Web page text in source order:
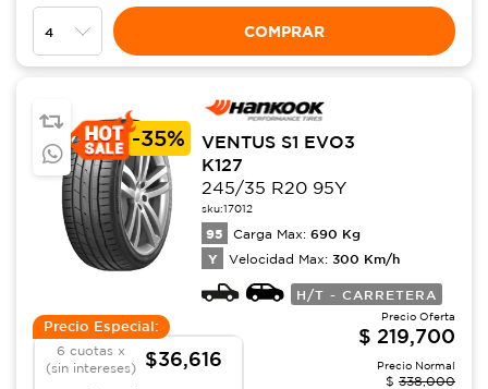
COMPRAR
-35%
VENTUS S1 EVO3
K127
245/35 R20 95Y
sku:17012
95 Carga Max: 690 Kg
Y Velocidad Max: 300 Km/h
H/T - CARRETERA
Precio Especial:
6 cuotas x
(sin intereses)
$36,616
Precio Oferta
$ 219,700
Precio Normal
$ 338,000